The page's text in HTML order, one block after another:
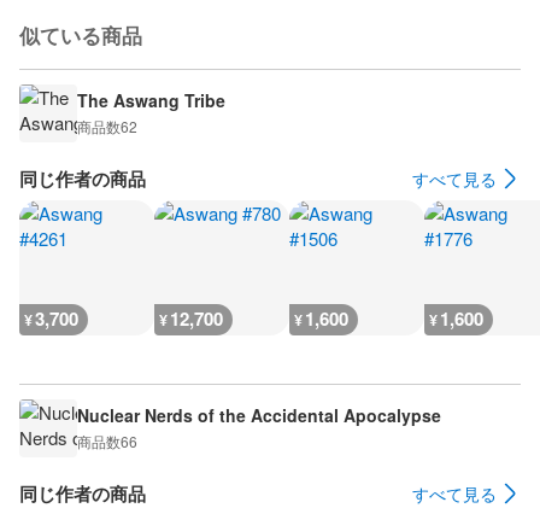
似ている商品
The Aswang Tribe
商品数62
同じ作者の商品 すべて見る
¥3,700 ¥12,700 ¥1,600 ¥1,600
Nuclear Nerds of the Accidental Apocalypse
商品数66
同じ作者の商品 すべて見る